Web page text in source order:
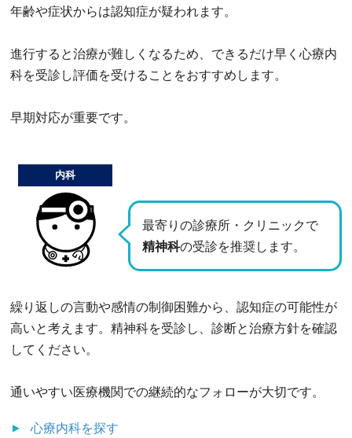
年齢や症状からは認知症が疑われます。
進行すると治療が難しくなるため、できるだけ早く心療内
科を受診し評価を受けることをおすすめします。
早期対応が重要です。
最寄りの診療所・クリニックで
精神科の受診を推奨します。
内科
繰り返しの言動や感情の制御困難から、認知症の可能性が
高いと考えます。精神科を受診し、診断と治療方針を確認
してください。
通いやすい医療機関での継続的なフォローが大切です。
心療内科を探す